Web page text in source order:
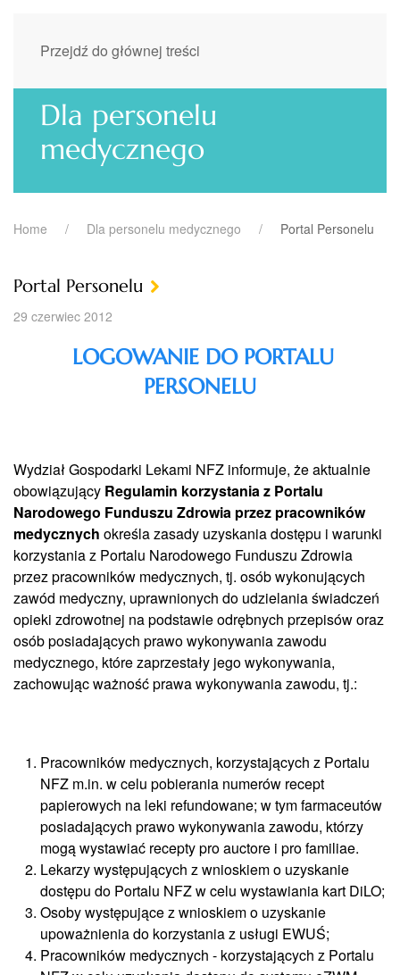
Przejdź do głównej treści
Dla personelu
medycznego
Home Dla personelu medycznego Portal Personelu
Portal Personelu
29 czerwiec 2012
LOGOWANIE DO PORTALU
PERSONELU
Wydział Gospodarki Lekami NFZ informuje, że aktualnie
obowiązujący Regulamin korzystania z Portalu
Narodowego Funduszu Zdrowia przez pracowników
medycznych określa zasady uzyskania dostępu i warunki
korzystania z Portalu Narodowego Funduszu Zdrowia
przez pracowników medycznych, tj. osób wykonujących
zawód medyczny, uprawnionych do udzielania świadczeń
opieki zdrowotnej na podstawie odrębnych przepisów oraz
osób posiadających prawo wykonywania zawodu
medycznego, które zaprzestały jego wykonywania,
zachowując ważność prawa wykonywania zawodu, tj.:
Pracowników medycznych, korzystających z Portalu
NFZ m.in. w celu pobierania numerów recept
papierowych na leki refundowane; w tym farmaceutów
posiadających prawo wykonywania zawodu, którzy
mogą wystawiać recepty pro auctore i pro familiae.
Lekarzy występujących z wnioskiem o uzyskanie
dostępu do Portalu NFZ w celu wystawiania kart DiLO;
Osoby występujące z wnioskiem o uzyskanie
upoważnienia do korzystania z usługi EWUŚ;
Pracowników medycznych - korzystających z Portalu